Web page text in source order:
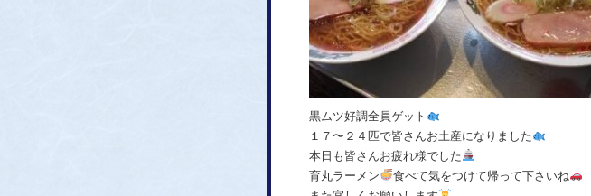
黒ムツ好調全員ゲット
１７〜２４匹で皆さんお土産になりました
本日も皆さんお疲れ様でした
育丸ラーメン
食べて気をつけて帰って下さいね